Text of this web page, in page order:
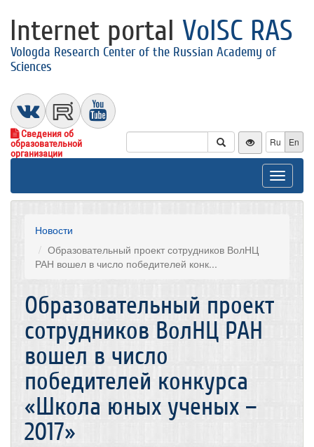
Internet portal VolSC RAS
Vologda Research Center of the Russian Academy of
Sciences
Сведения об
образовательной
организации
Ru En
Toggle
Новости
Образовательный проект сотрудников ВолНЦ
РАН вошел в число победителей конк...
Образовательный проект
сотрудников ВолНЦ РАН
вошел в число
победителей конкурса
«Школа юных ученых –
2017»